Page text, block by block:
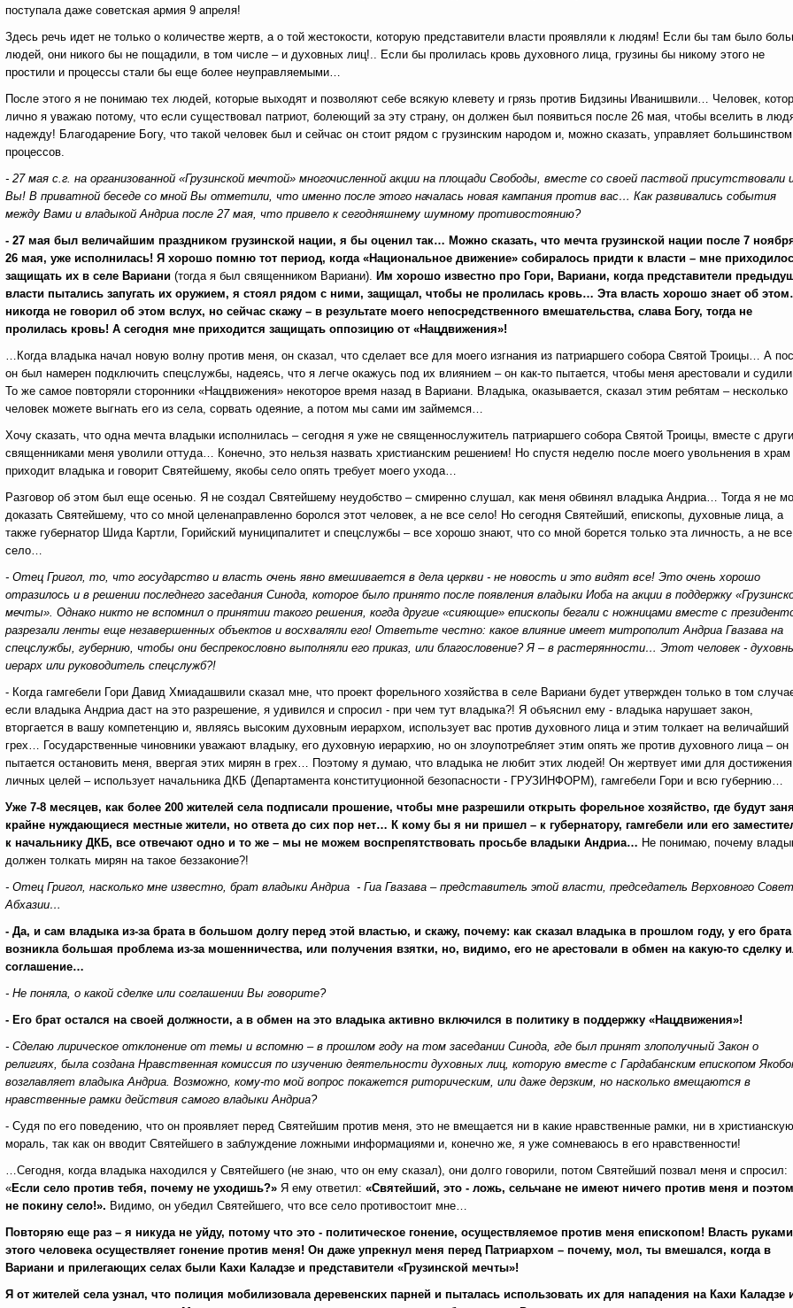
поступала даже советская армия 9 апреля!
Здесь речь идет не только о количестве жертв, а о той жестокости, которую представители власти проявляли к людям! Если бы там было
людей, они никого бы не пощадили, в том числе – и духовных лиц!.. Если бы пролилась кровь духовного лица, грузины бы никому этого не
простили и процессы стали бы еще более неуправляемыми…
После этого я не понимаю тех людей, которые выходят и позволяют себе всякую клевету и грязь против Бидзины Иванишвили… Человек,
лично я уважаю потому, что если существовал патриот, болеющий за эту страну, он должен был появиться после 26 мая, чтобы вселить в
надежду! Благодарение Богу, что такой человек был и сейчас он стоит рядом с грузинским народом и, можно сказать, управляет большинством
процессов.
- 27 мая с.г. на организованной «Грузинской мечтой» многочисленной акции на площади Свободы, вместе со своей паствой присутствовали
Вы! В приватной беседе со мной Вы отметили, что именно после этого началась новая кампания против вас… Как развивались события
между Вами и владыкой Андриа после 27 мая, что привело к сегодняшнему шумному противостоянию?
- 27 мая был величайшим праздником грузинской нации, я бы оценил так… Можно сказать, что мечта грузинской нации после 7
26 мая, уже исполнилась! Я хорошо помню тот период, когда «Национальное движение» собиралось придти к власти – мне
защищать их в селе Вариани (тогда я был священником Вариани). Им хорошо известно про Гори, Вариани, когда представители
власти пытались запугать их оружием, я стоял рядом с ними, защищал, чтобы не пролилась кровь… Эта власть хорошо знает об
никогда не говорил об этом вслух, но сейчас скажу – в результате моего непосредственного вмешательства, слава Богу, тогда не
пролилась кровь! А сегодня мне приходится защищать оппозицию от «Нацдвижения»!
…Когда владыка начал новую волну против меня, он сказал, что сделает все для моего изгнания из патриаршего собора Святой Троицы… А
он был намерен подключить спецслужбы, надеясь, что я легче окажусь под их влиянием – он как-то пытается, чтобы меня арестовали и
То же самое повторяли сторонники «Нацдвижения» некоторое время назад в Вариани. Владыка, оказывается, сказал этим ребятам – несколько
человек можете выгнать его из села, сорвать одеяние, а потом мы сами им займемся…
Хочу сказать, что одна мечта владыки исполнилась – сегодня я уже не священнослужитель патриаршего собора Святой Троицы, вместе с
священниками меня уволили оттуда… Конечно, это нельзя назвать христианским решением! Но спустя неделю после моего увольнения в храм
приходит владыка и говорит Святейшему, якобы село опять требует моего ухода…
Разговор об этом был еще осенью. Я не создал Святейшему неудобство – смиренно слушал, как меня обвинял владыка Андриа… Тогда я не
доказать Святейшему, что со мной целенаправленно боролся этот человек, а не все село! Но сегодня Святейший, епископы, духовные лица, а
также губернатор Шида Картли, Горийский муниципалитет и спецслужбы – все хорошо знают, что со мной борется только эта личность, а не все
село…
- Отец Григол, то, что государство и власть очень явно вмешивается в дела церкви - не новость и это видят все! Это очень хорошо
отразилось и в решении последнего заседания Синода, которое было принято после появления владыки Иоба на акции в поддержку
мечты». Однако никто не вспомнил о принятии такого решения, когда другие «сияющие» епископы бегали с ножницами вместе с
разрезали ленты еще незавершенных объектов и восхваляли его! Ответьте честно: какое влияние имеет митрополит Андриа Гвазава на
спецслужбы, губернию, чтобы они беспрекословно выполняли его приказ, или благословение? Я – в растерянности… Этот человек -
иерарх или руководитель спецслужб?!
- Когда гамгебели Гори Давид Хмиадашвили сказал мне, что проект форельного хозяйства в селе Вариани будет утвержден только в том
если владыка Андриа даст на это разрешение, я удивился и спросил - при чем тут владыка?! Я объяснил ему - владыка нарушает закон,
вторгается в вашу компетенцию и, являясь высоким духовным иерархом, использует вас против духовного лица и этим толкает на величайший
грех… Государственные чиновники уважают владыку, его духовную иерархию, но он злоупотребляет этим опять же против духовного лица – он
пытается остановить меня, ввергая этих мирян в грех… Поэтому я думаю, что владыка не любит этих людей! Он жертвует ими для достижения
личных целей – использует начальника ДКБ (Департамента конституционной безопасности - ГРУЗИНФОРМ), гамгебели Гори и всю губернию…
Уже 7-8 месяцев, как более 200 жителей села подписали прошение, чтобы мне разрешили открыть форельное хозяйство, где будут
крайне нуждающиеся местные жители, но ответа до сих пор нет… К кому бы я ни пришел – к губернатору, гамгебели или его
к начальнику ДКБ, все отвечают одно и то же – мы не можем воспрепятствовать просьбе владыки Андриа… Не понимаю, почему
должен толкать мирян на такое беззаконие?!
- Отец Григол, насколько мне известно, брат владыки Андриа - Гиа Гвазава – представитель этой власти, председатель Верховного
Абхазии…
- Да, и сам владыка из-за брата в большом долгу перед этой властью, и скажу, почему: как сказал владыка в прошлом году, у его брата
возникла большая проблема из-за мошенничества, или получения взятки, но, видимо, его не арестовали в обмен на какую-то сделку
соглашение…
- Не поняла, о какой сделке или соглашении Вы говорите?
- Его брат остался на своей должности, а в обмен на это владыка активно включился в политику в поддержку «Нацдвижения»!
- Сделаю лирическое отклонение от темы и вспомню – в прошлом году на том заседании Синода, где был принят злополучный Закон о
религиях, была создана Нравственная комиссия по изучению деятельности духовных лиц, которую вместе с Гардабанским епископом
возглавляет владыка Андриа. Возможно, кому-то мой вопрос покажется риторическим, или даже дерзким, но насколько вмещаются в
нравственные рамки действия самого владыки Андриа?
- Судя по его поведению, что он проявляет перед Святейшим против меня, это не вмещается ни в какие нравственные рамки, ни в христианскую
мораль, так как он вводит Святейшего в заблуждение ложными информациями и, конечно же, я уже сомневаюсь в его нравственности!
…Сегодня, когда владыка находился у Святейшего (не знаю, что он ему сказал), они долго говорили, потом Святейший позвал меня и спросил:
«Если село против тебя, почему не уходишь?» Я ему ответил: «Святейший, это - ложь, сельчане не имеют ничего против меня и
не покину село!». Видимо, он убедил Святейшего, что все село противостоит мне…
Повторяю еще раз – я никуда не уйду, потому что это - политическое гонение, осуществляемое против меня епископом! Власть руками
этого человека осуществляет гонение против меня! Он даже упрекнул меня перед Патриархом – почему, мол, ты вмешался, когда в
Вариани и прилегающих селах были Кахи Каладзе и представители «Грузинской мечты»!
Я от жителей села узнал, что полиция мобилизовала деревенских парней и пыталась использовать их для нападения на Кахи Каладзе